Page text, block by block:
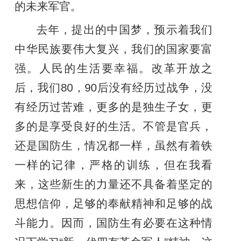
的未来军官。
去年，提出的中国梦，预示着我们
中华民族要伟大复兴，我们的国家要富
强。人民的生活要幸福。改革开放之
后，我们80，90后没有经历过战争，没
有经历过苦难，更多的是独生子女，更
多的是享受良好的生活。不管是官兵，
还是国防生，情况都一样，虽然有着铁
一样的记律，严格的训练，但在我看
来，这些新生的力量还不具备着坚定的
思想信仰，足够的奉献精神和足够的战
斗能力。因而，国防生有必要在这种情